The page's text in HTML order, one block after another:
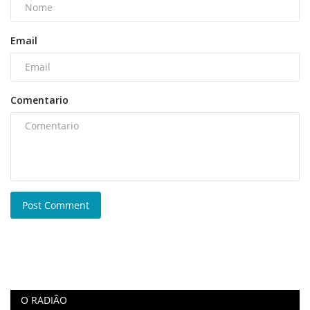
Email
Comentario
Post Comment
O RADIÃO